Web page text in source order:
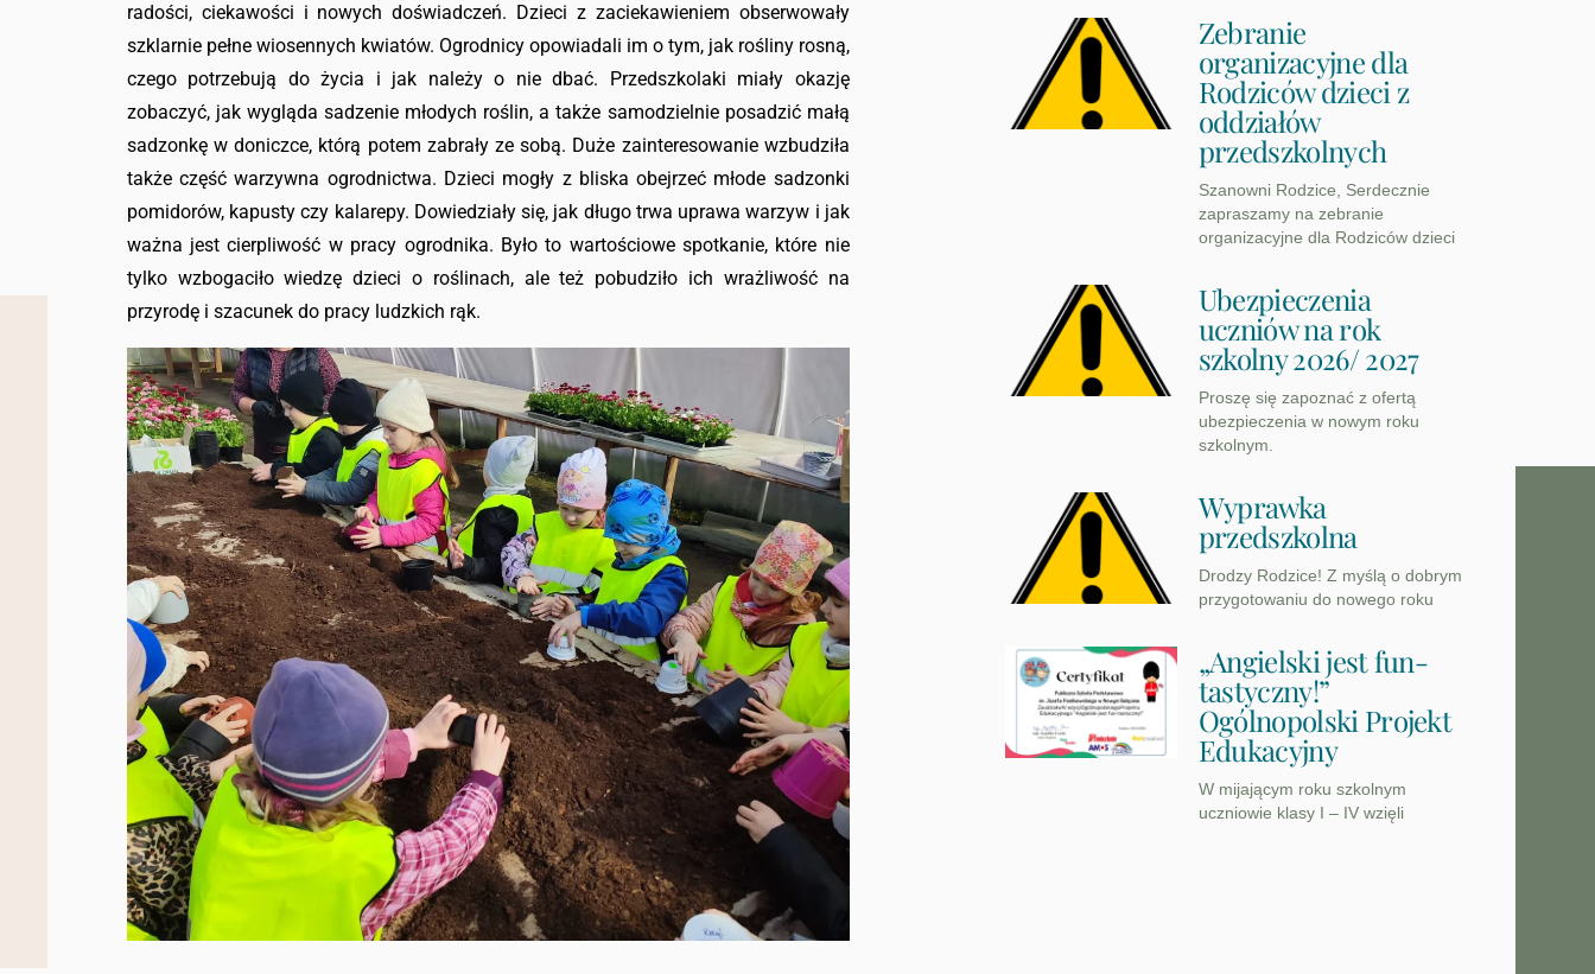
radości, ciekawości i nowych doświadczeń. Dzieci z zaciekawieniem obserwowały
szklarnie pełne wiosennych kwiatów. Ogrodnicy opowiadali im o tym, jak rośliny rosną,
czego potrzebują do życia i jak należy o nie dbać. Przedszkolaki miały okazję
zobaczyć, jak wygląda sadzenie młodych roślin, a także samodzielnie posadzić małą
sadzonkę w doniczce, którą potem zabrały ze sobą. Duże zainteresowanie wzbudziła
także część warzywna ogrodnictwa. Dzieci mogły z bliska obejrzeć młode sadzonki
pomidorów, kapusty czy kalarepy. Dowiedziały się, jak długo trwa uprawa warzyw i jak
ważna jest cierpliwość w pracy ogrodnika. Było to wartościowe spotkanie, które nie
tylko wzbogaciło wiedzę dzieci o roślinach, ale też pobudziło ich wrażliwość na
przyrodę i szacunek do pracy ludzkich rąk.
Zebranie
organizacyjne dla
Rodziców dzieci z
oddziałów
przedszkolnych
Szanowni Rodzice, Serdecznie
zapraszamy na zebranie
organizacyjne dla Rodziców dzieci
Ubezpieczenia
uczniów na rok
szkolny 2026/ 2027
Proszę się zapoznać z ofertą
ubezpieczenia w nowym roku
szkolnym.
Wyprawka
przedszkolna
Drodzy Rodzice! Z myślą o dobrym
przygotowaniu do nowego roku
„Angielski jest fun-
tastyczny!”
Ogólnopolski Projekt
Edukacyjny
W mijającym roku szkolnym
uczniowie klasy I – IV wzięli